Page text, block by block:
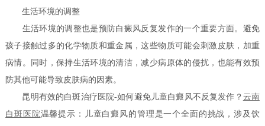
生活环境的调整
生活环境的调整也是预防白癜风反复发作的一个重要方面。避免
孩子接触过多的化学物质和重金属，这些物质可能会刺激皮肤，加重
病情。同时，保持生活环境的清洁，减少病原体的侵扰，也能有效预
防其他可能导致皮肤病的因素。
昆明有效的白斑治疗医院-如何避免儿童白癜风不反复发作？ 云南
白斑医院温馨提示：儿童白癜风的管理是一个全面的挑战，涉及饮